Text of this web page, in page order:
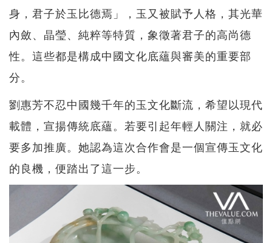
身，君子於玉比德焉」，玉又被賦予人格，其光華
內斂、晶瑩、純粹等特質，象徵著君子的高尚德
性。這些都是構成中國文化底蘊與審美的重要部
分。
劉惠芳不忍中國幾千年的玉文化斷流，希望以現代
載體，宣揚傳統底蘊。若要引起年輕人關注，就必
要多加推廣。她認為這次合作會是一個宣傳玉文化
的良機，便踏出了這一步。